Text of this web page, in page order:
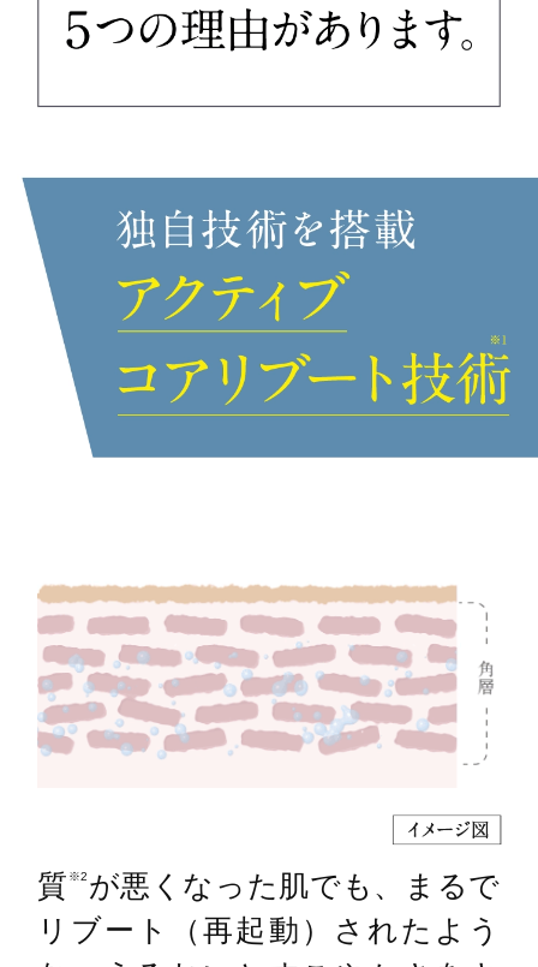
質 ※2 が悪くなった肌でも、まるで
リブート（再起動）されたよう